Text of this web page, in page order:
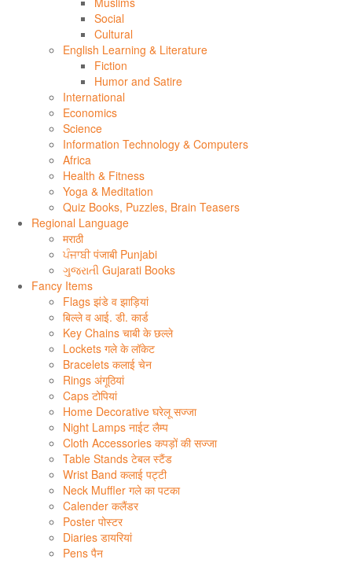
Social
Cultural
English Learning & Literature
Fiction
Humor and Satire
International
Economics
Science
Information Technology & Computers
Africa
Health & Fitness
Yoga & Meditation
Quiz Books, Puzzles, Brain Teasers
Regional Language
मराठी
ਪੰਜਾਬੀ पंजाबी Punjabi
ગુજરાતી Gujarati Books
Fancy Items
Flags झंडे व झाड़ियां
बिल्ले व आई. डी. कार्ड
Key Chains चाबी के छल्ले
Lockets गले के लॉकेट
Bracelets कलाई चेन
Rings अंगूठियां
Caps टोपियां
Home Decorative घरेलू सज्जा
Night Lamps नाईट लैम्प
Cloth Accessories कपड़ों की सज्जा
Table Stands टेबल स्टैंड
Wrist Band कलाई पट्टी
Neck Muffler गले का पटका
Calender कलैंडर
Poster पोस्टर
Diaries डायरियां
Pens पैन